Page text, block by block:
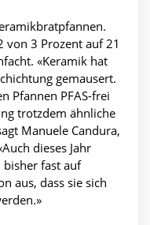
von 3 Prozent auf 21
«Keramik hat
gemausert.
Pfannen PFAS-frei
trotzdem ähnliche
Manuele Candura,
dieses Jahr
bisher fast auf
aus, dass sie sich